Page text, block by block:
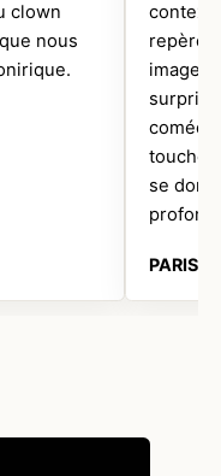
clown
nous
images
se
profond